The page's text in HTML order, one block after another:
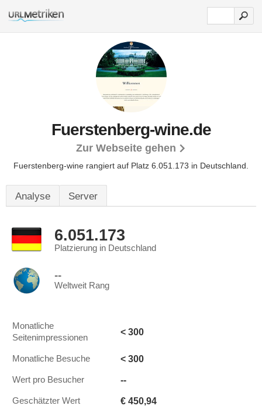
Fuerstenberg-wine.de
Zur Webseite gehen
Fuerstenberg-wine rangiert auf Platz 6.051.173 in Deutschland.
Analyse Server
6.051.173
Platzierung in Deutschland
--
Weltweit Rang
Monatliche
Seitenimpressionen
< 300
Monatliche Besuche < 300
Wert pro Besucher --
Geschätzter Wert € 450,94